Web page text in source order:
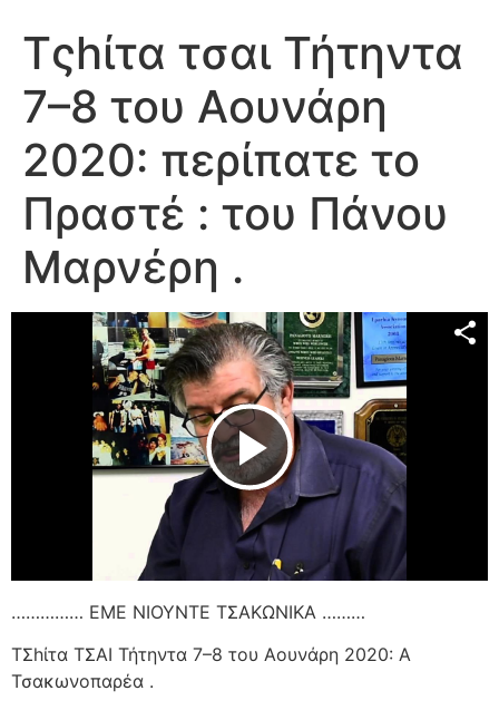
Τςhίτα τσαι Τήτηντα
7–8 του Αουνάρη
2020: περίπατε το
Πραστέ : του Πάνου
Μαρνέρη .
Play Video
…………… ΕΜΕ ΝΙΟΥΝΤΕ ΤΣΑΚΩΝΙΚΑ ………
ΤΣhίτα ΤΣΑΙ Τήτηντα 7–8 του Αουνάρη 2020: Α
Τσακωνοπαρέα .